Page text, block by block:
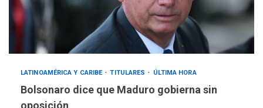
LATINOAMÉRICA Y CARIBE TITULARES ÚLTIMA HORA
Bolsonaro dice que Maduro gobierna sin
oposición